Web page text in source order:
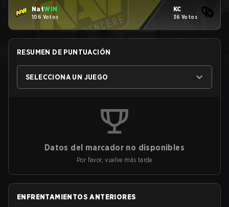
NatWIN
106 Votos
KC
36 Votos
RESUMEN DE PUNTUACIÓN
SELECCIONA UN JUEGO
Datos del marcador no disponibles
Por favor, vuelve más tarde
ENFRENTAMIENTOS ANTERIORES